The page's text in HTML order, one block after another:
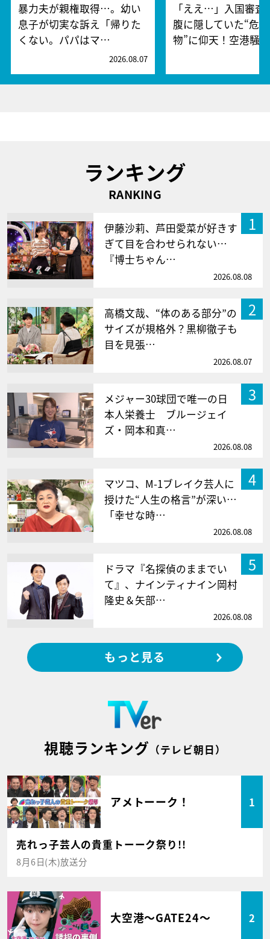
暴力夫が親権取得…。幼い
息子が切実な訴え「帰りた
くない。パパはマ…
2026.08.07
「ええ…」入国審査
腹に隠していた“危
物”に仰天！空港騒
ランキング
RANKING
1
伊藤沙莉、芦田愛菜が好きす
ぎて目を合わせられない…
『博士ちゃん…
2026.08.08
2
高橋文哉、“体のある部分”の
サイズが規格外？黒柳徹子も
目を見張…
2026.08.07
3
メジャー30球団で唯一の日
本人栄養士 ブルージェイ
ズ・岡本和真…
2026.08.08
4
マツコ、M-1ブレイク芸人に
授けた“人生の格言”が深い…
「幸せな時…
2026.08.08
5
ドラマ『名探偵のままでい
て』、ナインティナイン岡村
隆史＆矢部…
2026.08.08
もっと見る
視聴ランキング （テレビ朝日）
アメトーーク！ 1
売れっ子芸人の貴重トーーク祭り!!
8月6日(木)放送分
大空港～GATE24～ 2